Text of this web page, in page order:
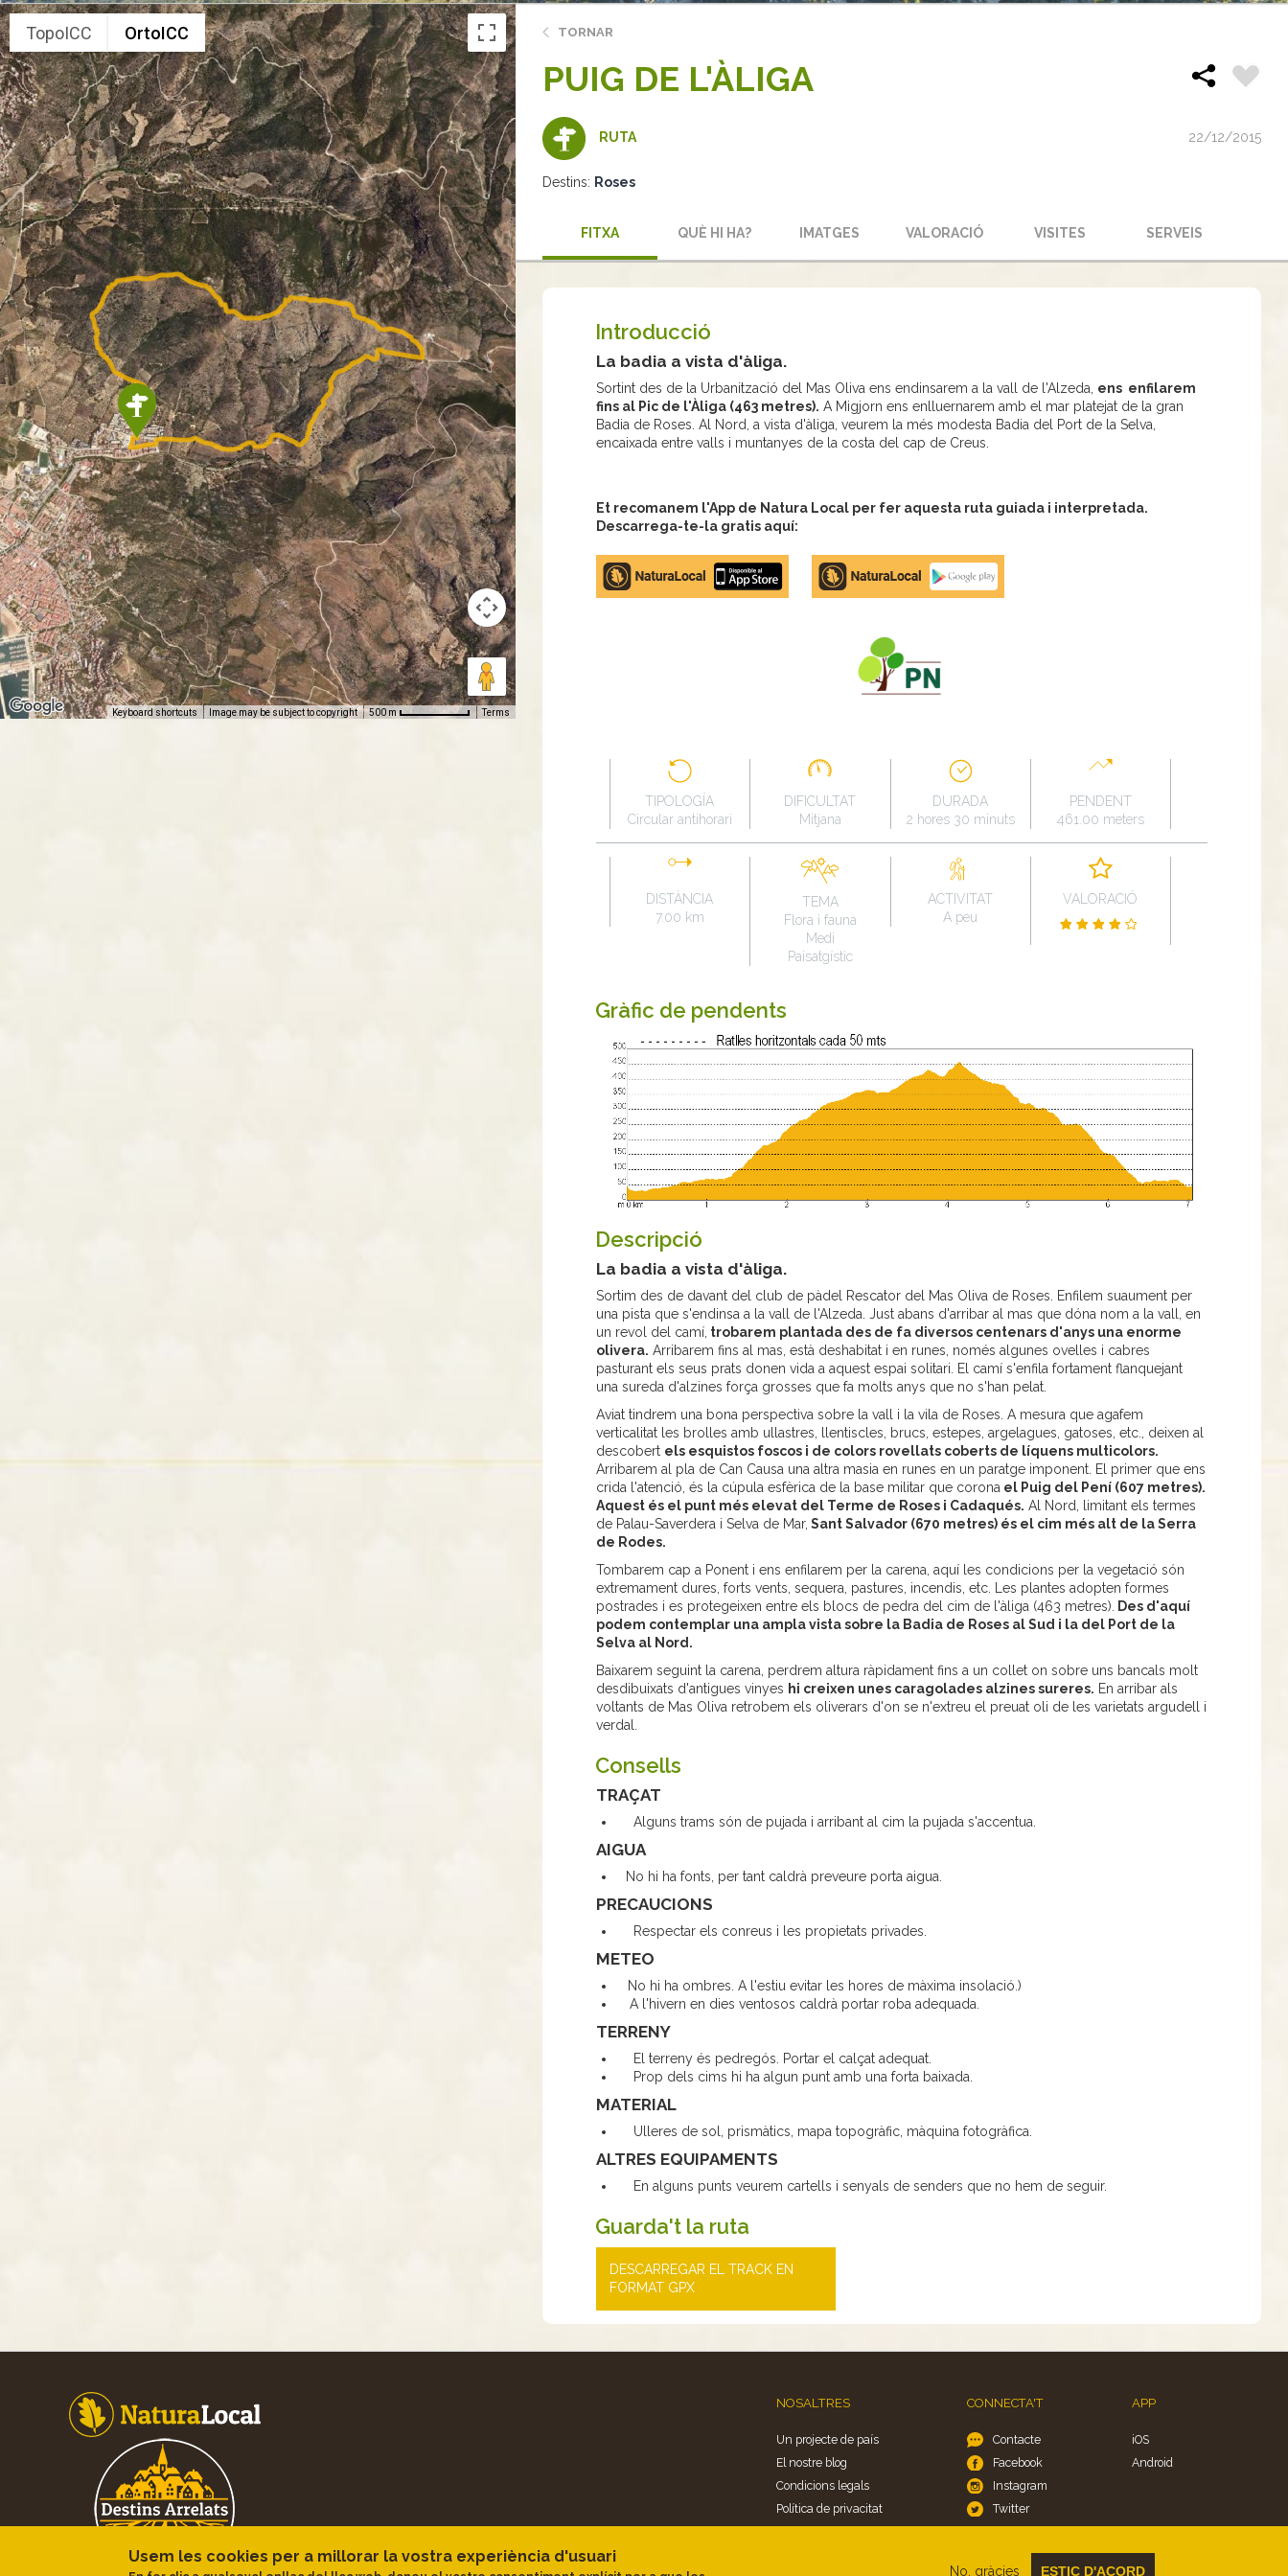
TopoICC OrtoICC
Keyboard shortcuts Image may be subject to copyright 500 m Terms
TORNAR
PUIG DE L'ÀLIGA
RUTA 22/12/2015
Destins: Roses
FITXA QUÈ HI HA? IMATGES VALORACIÓ VISITES SERVEIS
Introducció
La badia a vista d'àliga.
Sortint des de la Urbanització del Mas Oliva ens endinsarem a la vall de l'Alzeda, ens enfilarem
fins al Pic de l'Àliga (463 metres). A Migjorn ens enlluernarem amb el mar platejat de la gran
Badia de Roses. Al Nord, a vista d'àliga, veurem la més modesta Badia del Port de la Selva,
encaixada entre valls i muntanyes de la costa del cap de Creus.
Et recomanem l'App de Natura Local per fer aquesta ruta guiada i interpretada.
Descarrega-te-la gratis aquí:
Apple
store
Google
Play
TIPOLOGÍA
Circular antihorari
DIFICULTAT
Mitjana
DURADA
2 hores 30 minuts
PENDENT
461.00 meters
DISTÀNCIA
7.00 km
TEMA
Flora i fauna
Medi
Paisatgístic
ACTIVITAT
A peu
VALORACIÓ
Gràfic de pendents
Descripció
La badia a vista d'àliga.
Sortim des de davant del club de pàdel Rescator del Mas Oliva de Roses. Enfilem suaument per
una pista que s'endinsa a la vall de l'Alzeda. Just abans d'arribar al mas que dóna nom a la vall, en
un revol del camí, trobarem plantada des de fa diversos centenars d'anys una enorme
olivera. Arribarem fins al mas, està deshabitat i en runes, només algunes ovelles i cabres
pasturant els seus prats donen vida a aquest espai solitari. El camí s'enfila fortament flanquejant
una sureda d'alzines força grosses que fa molts anys que no s'han pelat.
Aviat tindrem una bona perspectiva sobre la vall i la vila de Roses. A mesura que agafem
verticalitat les brolles amb ullastres, llentiscles, brucs, estepes, argelagues, gatoses, etc., deixen al
descobert els esquistos foscos i de colors rovellats coberts de líquens multicolors.
Arribarem al pla de Can Causa una altra masia en runes en un paratge imponent. El primer que ens
crida l'atenció, és la cúpula esfèrica de la base militar que coronael Puig del Pení (607 metres).
Aquest és el punt més elevat del Terme de Roses i Cadaqués. Al Nord, limitant els termes
de Palau-Saverdera i Selva de Mar, Sant Salvador (670 metres) és el cim més alt de la Serra
de Rodes.
Tombarem cap a Ponent i ens enfilarem per la carena, aquí les condicions per la vegetació són
extremament dures, forts vents, sequera, pastures, incendis, etc. Les plantes adopten formes
postrades i es protegeixen entre els blocs de pedra del cim de l'àliga (463 metres). Des d'aquí
podem contemplar una ampla vista sobre la Badia de Roses al Sud i la del Port de la
Selva al Nord.
Baixarem seguint la carena, perdrem altura ràpidament fins a un collet on sobre uns bancals molt
desdibuixats d'antigues vinyes hi creixen unes caragolades alzines sureres. En arribar als
voltants de Mas Oliva retrobem els oliverars d'on se n'extreu el preuat oli de les varietats argudell i
verdal.
Consells
TRAÇAT
Alguns trams són de pujada i arribant al cim la pujada s'accentua.
AIGUA
No hi ha fonts, per tant caldrà preveure porta aigua.
PRECAUCIONS
Respectar els conreus i les propietats privades.
METEO
No hi ha ombres. A l'estiu evitar les hores de màxima insolació.)
A l'hivern en dies ventosos caldrà portar roba adequada.
TERRENY
El terreny és pedregós. Portar el calçat adequat.
Prop dels cims hi ha algun punt amb una forta baixada.
MATERIAL
Ulleres de sol, prismàtics, mapa topogràfic, màquina fotogràfica.
ALTRES EQUIPAMENTS
En alguns punts veurem cartells i senyals de senders que no hem de seguir.
Guarda't la ruta
DESCARREGAR EL TRACK EN
FORMAT GPX
NOSALTRES
Un projecte de país
El nostre blog
Condicions legals
Política de privacitat
CONNECTA'T
Contacte
Facebook
Instagram
Twitter
APP
iOS
Android
Usem les cookies per a millorar la vostra experiència d'usuari
No, gràcies ESTIC D'ACORD